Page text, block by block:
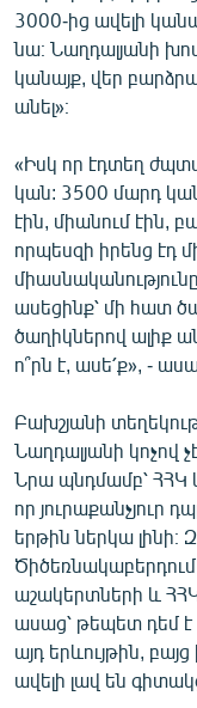
3000-ից ավելի
նա։ Նաղդալյանի
կանայք, վեր
անել»։
«Իսկ որ էդտեղ
կան: 3500 մարդ
էին, միանում էին,
որպեսզի իրենց էդ
ասեցինք՝ մի հատ
ծաղիկներով ալիք
ո՞րն է, ասե՛ք», -
Բախշյանի
Նաղդալյանի կոչով
Նրա պնդմամբ՝ ՀՀԿ
որ յուրաքանչյուր
երթին ներկա լինի։
աշակերտների և
ասաց՝ թեպետ դեմ է
այդ երևույթին,
ավելի լավ են